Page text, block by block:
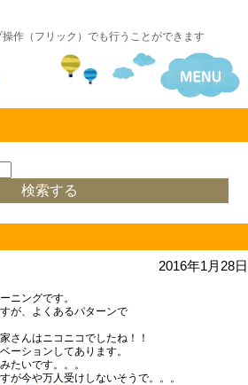
作（フリック）でも行うことができます
2016年1月28日
ニングです。
が、よくあるパターンで
さんはニコニコでしたね！！
ーションしてあります。
たいです。。。
が今や万人受けしないそうで。。。